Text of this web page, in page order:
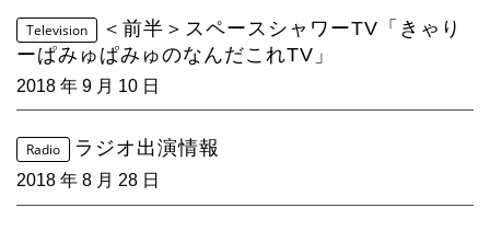
Television
＜前半＞スペースシャワーTV「きゃり
ーぱみゅぱみゅのなんだこれTV」
2018 年 9 月 10 日
Radio ラジオ出演情報
2018 年 8 月 28 日